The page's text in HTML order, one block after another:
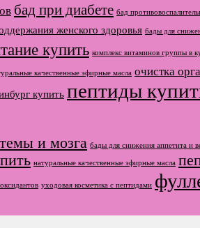
бад при диабете бад
женского здоровья бады для
купить комплекс витаминов группы в
качественные эфирные масла очистка
купить пептиды
и мозга бады для снижения аппетита и
натуральные качественные эфирные масла
уходовая косметика с пептидами